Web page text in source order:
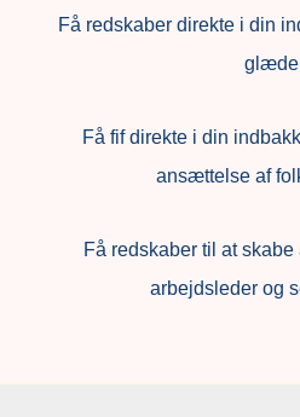
Få redskaber direkte i din
glæde
Få fif direkte i din
ansættelse af
Få redskaber til at
arbejdsleder og